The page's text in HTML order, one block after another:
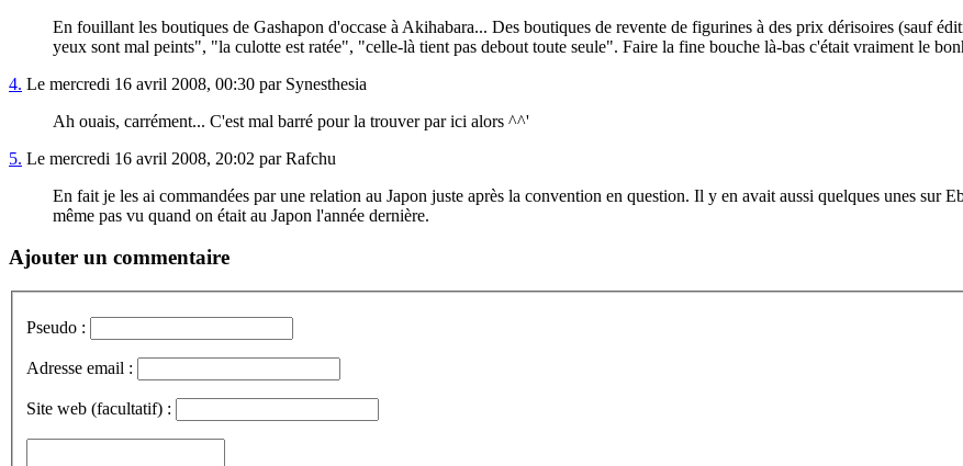
En fouillant les boutiques de Gashapon d'occase à Akihabara... Des boutiques de revente de figurines à des prix dérisoires (sauf
yeux sont mal peints", "la culotte est ratée", "celle-là tient pas debout toute seule". Faire la fine bouche là-bas c'était vraiment le
4. Le mercredi 16 avril 2008, 00:30 par Synesthesia
Ah ouais, carrément... C'est mal barré pour la trouver par ici alors ^^'
5. Le mercredi 16 avril 2008, 20:02 par Rafchu
En fait je les ai commandées par une relation au Japon juste après la convention en question. Il y en avait aussi quelques unes sur
même pas vu quand on était au Japon l'année dernière.
Ajouter un commentaire
Pseudo :
Adresse email :
Site web (facultatif) :